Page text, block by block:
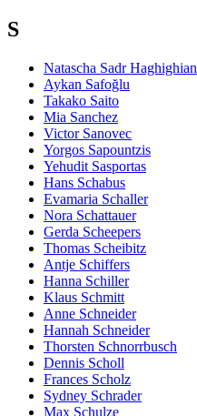
S
Natascha Sadr Haghighian
Aykan Safoğlu
Takako Saito
Mia Sanchez
Victor Sanovec
Yorgos Sapountzis
Yehudit Sasportas
Hans Schabus
Evamaria Schaller
Nora Schattauer
Gerda Scheepers
Thomas Scheibitz
Antje Schiffers
Hanna Schiller
Klaus Schmitt
Anne Schneider
Hannah Schneider
Thorsten Schnorrbusch
Dennis Scholl
Frances Scholz
Sydney Schrader
Max Schulze